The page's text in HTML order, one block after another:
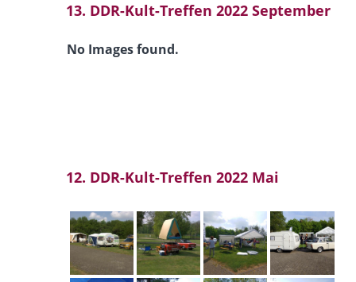
13. DDR-Kult-Treffen 2022 September
No Images found.
12. DDR-Kult-Treffen 2022 Mai